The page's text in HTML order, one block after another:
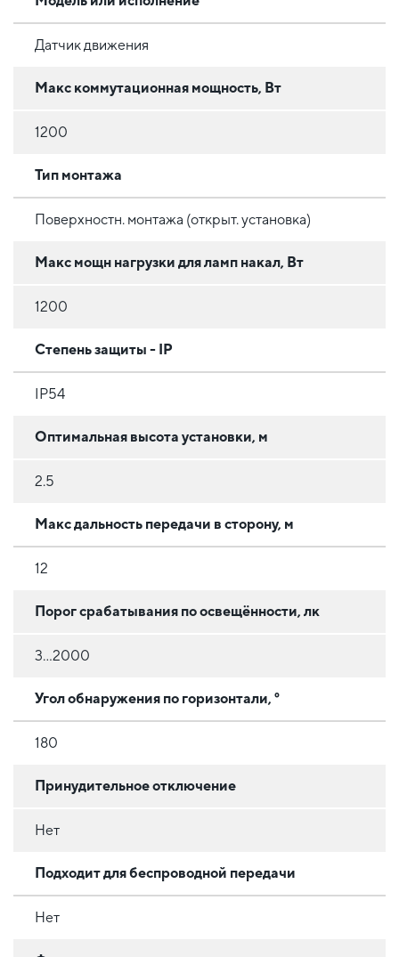
Датчик движения
Макс коммутационная мощность, Вт
1200
Тип монтажа
Поверхностн. монтажа (открыт. установка)
Макс мощн нагрузки для ламп накал, Вт
1200
Степень защиты - IP
IP54
Оптимальная высота установки, м
2.5
Макс дальность передачи в сторону, м
12
Порог срабатывания по освещённости, лк
3...2000
Угол обнаружения по горизонтали, °
180
Принудительное отключение
Нет
Подходит для беспроводной передачи
Нет